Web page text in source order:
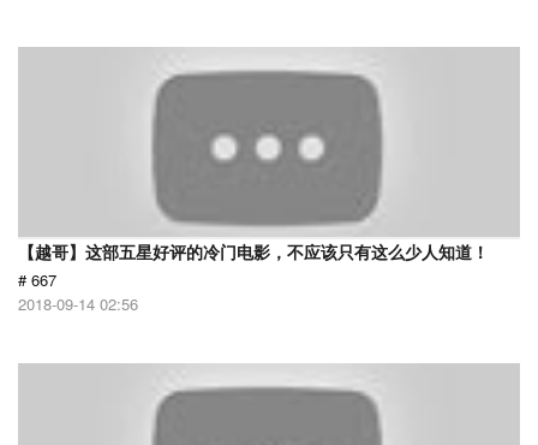
【越哥】这部五星好评的冷门电影，不应该只有这么少人知道！
# 667
2018-09-14 02:56